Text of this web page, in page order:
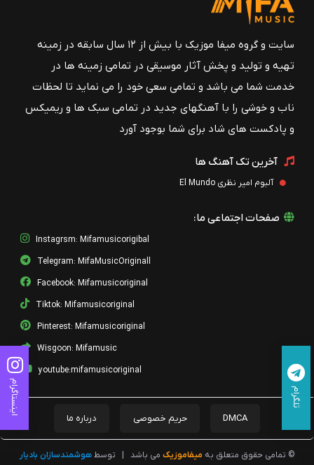
سایت و گروه میفا موزیک با بیش از ۱۲ سال سابقه در زمینه
تهیه و تولید و پخش آثار موسیقی در تمامی زمینه ها در
خدمت شما می باشد و تمامی سعی خود را می نماید تا لحظات
ناب و خوشی را با آهنگهای جدید در تمامی سبک ها و ریمیکس
و پادکست های شاد برای شما بوجود آورد
آخرین تک آهنگ ها
آلبوم امیر نظری El Mundo
صفحات اجتماعی ما:
Instagrsm: Mifamusicorigibal
Telegram: MifaMusicOriginall
Facebook: Mifamusicoriginal
Tiktok: Mifamusicoriginal
Pinterest: Mifamusicoriginal
Wisgoon: Mifamusic
youtube:mifamusicoriginal
DMCA حریم خصوصی درباره ما
© تمامی حقوق متعلق به میفاموزیک می باشد توسطهوشمندسازان بادیار
اینستاگرام تلگرام